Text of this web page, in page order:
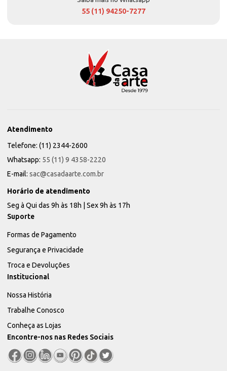
55 (11) 94250-7277
Atendimento
Telefone: (11) 2344-2600
Whatsapp: 55 (11) 9 4358-2220
E-mail: sac@casadaarte.com.br
Horário de atendimento
Seg à Qui das 9h às 18h | Sex 9h às 17h
Suporte
Formas de Pagamento
Segurança e Privacidade
Troca e Devoluções
Institucional
Nossa História
Trabalhe Conosco
Conheça as Lojas
Encontre-nos nas Redes Sociais